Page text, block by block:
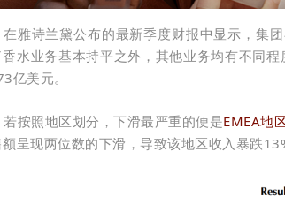
在雅诗兰黛公布的最新季度财报中显示，集
香水业务基本持平之外，其他业务均有不同程
亿美元。
若按照地区划分，下滑最严重的便是EMEA地
呈现两位数的下滑，导致该地区收入暴跌